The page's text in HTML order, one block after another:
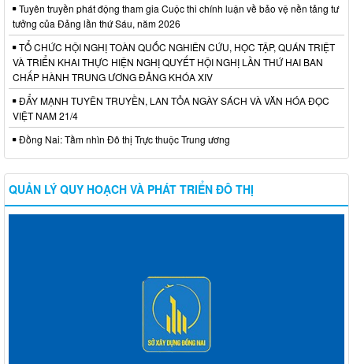
Tuyên truyền phát động tham gia Cuộc thi chính luận về bảo vệ nền tảng tư
tưởng của Đảng lần thứ Sáu, năm 2026
TỔ CHỨC HỘI NGHỊ TOÀN QUỐC NGHIÊN CỨU, HỌC TẬP, QUÁN TRIỆT
VÀ TRIỂN KHAI THỰC HIỆN NGHỊ QUYẾT HỘI NGHỊ LẦN THỨ HAI BAN
CHẤP HÀNH TRUNG ƯƠNG ĐẢNG KHÓA XIV
ĐẨY MẠNH TUYÊN TRUYỀN, LAN TỎA NGÀY SÁCH VÀ VĂN HÓA ĐỌC
VIỆT NAM 21/4
Đồng Nai: Tầm nhìn Đô thị Trực thuộc Trung ương
QUẢN LÝ QUY HOẠCH VÀ PHÁT TRIỂN ĐÔ THỊ